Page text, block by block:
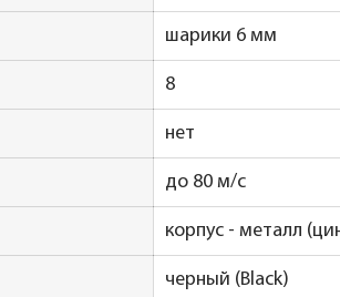
шарики 6 мм
8
нет
до 80 м/с
корпус - металл
черный (Black)